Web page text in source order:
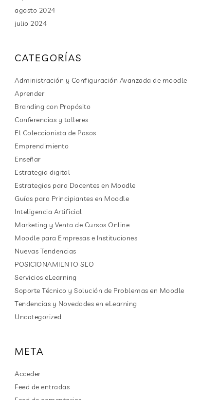
agosto 2024
julio 2024
CATEGORÍAS
Administración y Configuración Avanzada de moodle
Aprender
Branding con Propósito
Conferencias y talleres
El Coleccionista de Pasos
Emprendimiento
Enseñar
Estrategia digital
Estrategias para Docentes en Moodle
Guías para Principiantes en Moodle
Inteligencia Artificial
Marketing y Venta de Cursos Online
Moodle para Empresas e Instituciones
Nuevas Tendencias
POSICIONAMIENTO SEO
Servicios eLearning
Soporte Técnico y Solución de Problemas en Moodle
Tendencias y Novedades en eLearning
Uncategorized
META
Acceder
Feed de entradas